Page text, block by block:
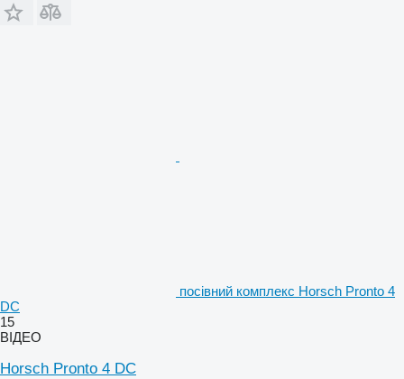
посівний комплекс Horsch Pronto 4
DC
15
ВІДЕО
Horsch Pronto 4 DC